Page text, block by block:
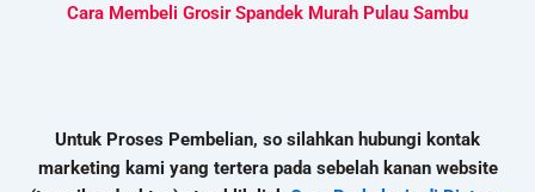
Cara Membeli Grosir Spandek Murah Pulau Sambu
Untuk Proses Pembelian, so silahkan hubungi kontak
marketing kami yang tertera pada sebelah kanan website